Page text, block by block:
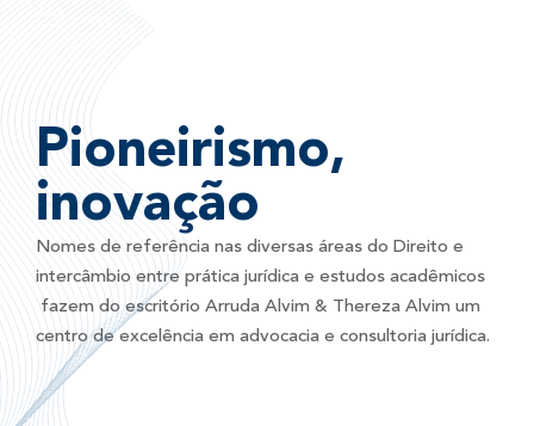
Pioneirismo,
inovação
Nomes de referência nas diversas áreas do Direito e
intercâmbio entre prática jurídica e estudos acadêmicos
fazem do escritório Arruda Alvim & Thereza Alvim um
centro de excelência em advocacia e consultoria jurídica.